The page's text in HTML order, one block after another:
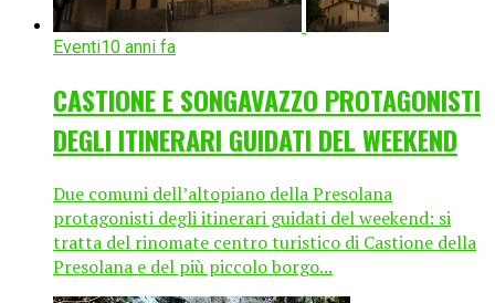
Eventi10 anni fa
CASTIONE E SONGAVAZZO PROTAGONISTI
DEGLI ITINERARI GUIDATI DEL WEEKEND
Due comuni dell’altopiano della Presolana
protagonisti degli itinerari guidati del weekend: si
tratta del rinomate centro turistico di Castione della
Presolana e del più piccolo borgo...